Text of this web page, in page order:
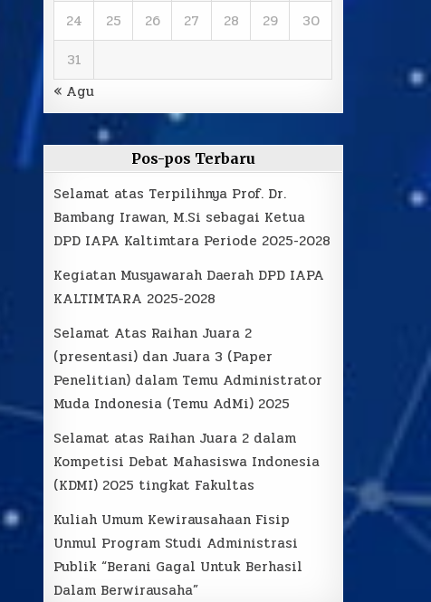
24
25 26 27 28 29
30
31
« Agu
Pos-pos Terbaru
Selamat atas Terpilihnya Prof. Dr.
Bambang Irawan, M.Si sebagai Ketua
DPD IAPA Kaltimtara Periode 2025-2028
Kegiatan Musyawarah Daerah DPD IAPA
KALTIMTARA 2025-2028
Selamat Atas Raihan Juara 2
(presentasi) dan Juara 3 (Paper
Penelitian) dalam Temu Administrator
Muda Indonesia (Temu AdMi) 2025
Selamat atas Raihan Juara 2 dalam
Kompetisi Debat Mahasiswa Indonesia
(KDMI) 2025 tingkat Fakultas
Kuliah Umum Kewirausahaan Fisip
Unmul Program Studi Administrasi
Publik “Berani Gagal Untuk Berhasil
Dalam Berwirausaha”